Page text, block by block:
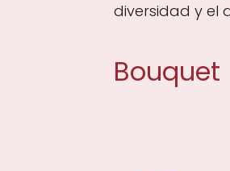
diversidad y el
Bouquet